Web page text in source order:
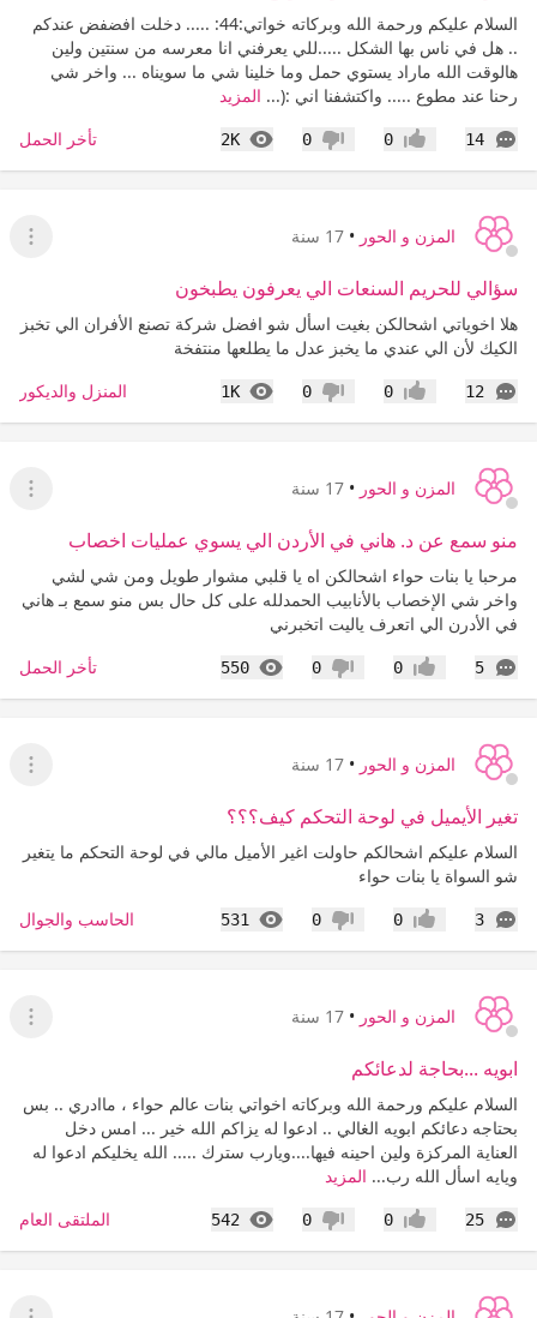
السلام عليكم ورحمة الله وبركاته خواتي:44: ..... دخلت افضفض عندكم
.. هل في ناس بها الشكل .....للي يعرفني انا معرسه من سنتين ولين
هالوقت الله ماراد يستوي حمل وما خلينا شي ما سويناه ... واخر شي
رحنا عند مطوع ..... واكتشفنا اني :(... المزيد
14
التعليقات إعجاب0 عدم إعجاب
0
2K
المشاهدات تأخر الحمل
المزن و الحور • 17 سنة
عرض
سؤالي للحريم السنعات الي يعرفون يطبخون
هلا اخوياتي اشحالكن بغيت اسأل شو افضل شركة تصنع الأفران الي تخبز
الكيك لأن الي عندي ما يخبز عدل ما يطلعها منتفخة
12
التعليقات إعجاب0 عدم إعجاب
0
1K
المشاهدات المنزل والديكور
المزن و الحور • 17 سنة
عرض
منو سمع عن د. هاني في الأردن الي يسوي عمليات اخصاب
مرحبا يا بنات حواء اشحالكن اه يا قلبي مشوار طويل ومن شي لشي
واخر شي الإخصاب بالأنابيب الحمدلله على كل حال بس منو سمع بـ هاني
في الأدرن الي اتعرف ياليت اتخبرني
5
التعليقات إعجاب0 عدم إعجاب
0
550
المشاهدات تأخر الحمل
المزن و الحور • 17 سنة
عرض
تغير الأيميل في لوحة التحكم كيف؟؟؟
السلام عليكم اشحالكم حاولت اغير الأميل مالي في لوحة التحكم ما يتغير
شو السواة يا بنات حواء
3
التعليقات إعجاب0 عدم إعجاب
0
531
المشاهدات الحاسب والجوال
المزن و الحور • 17 سنة
عرض
ابويه ...بحاجة لدعائكم
السلام عليكم ورحمة الله وبركاته اخواتي بنات عالم حواء ، ماادري .. بس
بحتاجه دعائكم ابويه الغالي .. ادعوا له يزاكم الله خير ... امس دخل
العناية المركزة ولين احينه فيها....ويارب سترك ..... الله يخليكم ادعوا له
ويايه اسأل الله رب... المزيد
25
التعليقات إعجاب0 عدم إعجاب
0
542
المشاهدات الملتقى العام